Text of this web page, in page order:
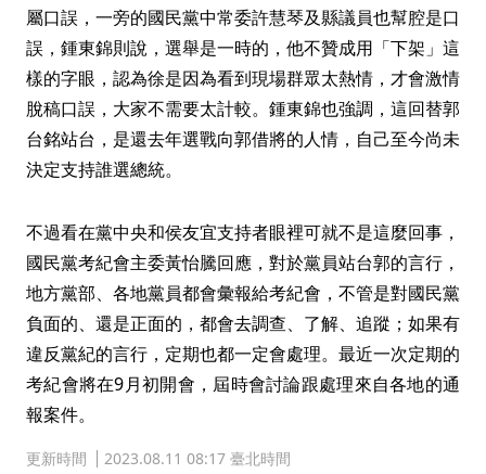
屬口誤，一旁的國民黨中常委許慧琴及縣議員也幫腔是口
誤，鍾東錦則說，選舉是一時的，他不贊成用「下架」這
樣的字眼，認為徐是因為看到現場群眾太熱情，才會激情
脫稿口誤，大家不需要太計較。鍾東錦也強調，這回替郭
台銘站台，是還去年選戰向郭借將的人情，自己至今尚未
決定支持誰選總統。
不過看在黨中央和侯友宜支持者眼裡可就不是這麼回事，
國民黨考紀會主委黃怡騰回應，對於黨員站台郭的言行，
地方黨部、各地黨員都會彙報給考紀會，不管是對國民黨
負面的、還是正面的，都會去調查、了解、追蹤；如果有
違反黨紀的言行，定期也都一定會處理。最近一次定期的
考紀會將在9月初開會，屆時會討論跟處理來自各地的通
報案件。
更新時間 2023.08.11 08:17 臺北時間